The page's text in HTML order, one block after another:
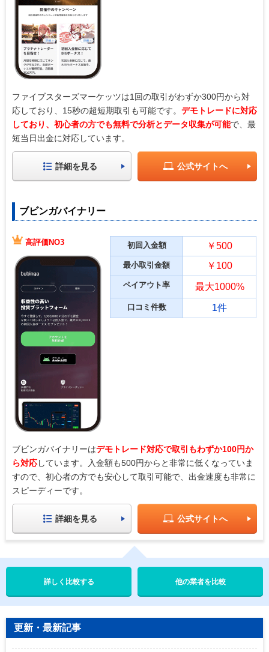
ファイブスターズマーケッツは1回の取引がわずか300円から対
応しており、15秒の超短期取引も可能です。 デモトレードに対応
しており、初心者の方でも無料で分析とデータ収集が可能で、最
短当日出金に対応しています。
詳細を見る 公式サイトへ
ブビンガバイナリー
高評価NO3 初回入金額 ￥500
最小取引金額 ￥100
ペイアウト率 最大1000%
口コミ件数 1件
ブビンガバイナリーはデモトレード対応で取引もわずか100円か
ら対応しています。入金額も500円からと非常に低くなっていま
すので、初心者の方でも安心して取引可能で、出金速度も非常に
スピーディーです。
詳細を見る 公式サイトへ
他の業者を比較
更新・最新記事